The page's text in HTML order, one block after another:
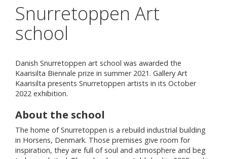
Snurretoppen Art
school
Danish Snurretoppen art school was awarded the
Kaarisilta Biennale prize in summer 2021. Gallery Art
Kaarisilta presents Snurretoppen artists in its October
2022 exhibition.
About the school
The home of Snurretoppen is a rebuild industrial building
in Horsens, Denmark. Those premises give room for
inspiration, they are full of soul and atmosphere and beg